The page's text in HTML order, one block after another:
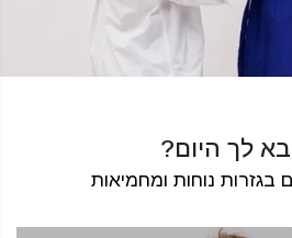
לך היום?
בגזרות נוחות ומחמיאות